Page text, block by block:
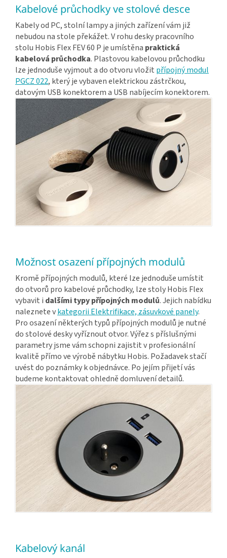
Kabelové průchodky ve stolové desce
Kabely od PC, stolní lampy a jiných zařízení vám již
nebudou na stole překážet. V rohu desky pracovního
stolu Hobis Flex FEV 60 P je umístěna praktická
kabelová průchodka. Plastovou kabelovou průchodku
lze jednoduše vyjmout a do otvoru vložit přípojný modul
PGCZ 022, který je vybaven elektrickou zástrčkou,
datovým USB konektorem a USB nabíjecím konektorem.
Možnost osazení přípojných modulů
Kromě přípojných modulů, které lze jednoduše umístit
do otvorů pro kabelové průchodky, lze stoly Hobis Flex
vybavit i dalšími typy přípojných modulů. Jejich nabídku
naleznete vkategorii Elektrifikace, zásuvkové panely.
Pro osazení některých typů přípojných modulů je nutné
do stolové desky vyříznout otvor. Výřez s příslušnými
parametry jsme vám schopni zajistit v profesionální
kvalitě přímo ve výrobě nábytku Hobis. Požadavek stačí
uvést do poznámky k objednávce. Po jejím přijetí vás
budeme kontaktovat ohledně domluvení detailů.
Kabelový kanál